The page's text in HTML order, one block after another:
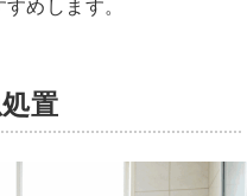
めします。
置